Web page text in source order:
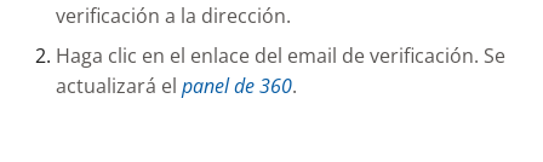
verificación a la dirección.
Haga clic en el enlace del email de verificación. Se
actualizará el panel de 360.